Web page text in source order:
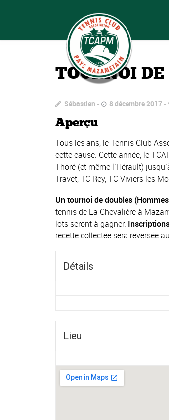
TOURNOI
Sébastien 8 décembre 2017
Aperçu
Tous les ans, le Tennis Club
cette cause. Cette année, le
Thoré (et même l’Hérault)
Travet, TC Rey, TC Viviers les
Un tournoi de doubles
tennis de La Chevalière à
lots seront à gagner.
recette collectée sera reversée
Détails
Lieu